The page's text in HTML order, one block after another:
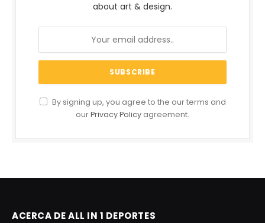
about art & design.
By signing up, you agree to the our terms and
ourPrivacy Policy agreement.
ACERCA DE ALL IN 1 DEPORTES